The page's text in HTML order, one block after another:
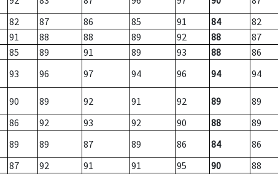
82 87 86 85 91 84
82
91 88 88 89 92 88
87
85 89 91 89 93 88
86
93 96 97 94 96 94 94
90 89 92 91 92 89
89
86 92 93 92 90 88
89
89 89 87 89 86 84
86
87 92 91 91 95 90
88